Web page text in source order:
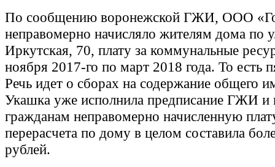
По сообщению воронежской ГЖИ, ООО
неправомерно начисляло жителям дома по
Иркутская, 70, плату за коммунальные
ноября 2017-го по март 2018 года. То есть
Речь идет о сборах на содержание общего
Укашка уже исполнила предписание ГЖИ и
гражданам неправомерно начисленную
перерасчета по дому в целом составила
рублей.